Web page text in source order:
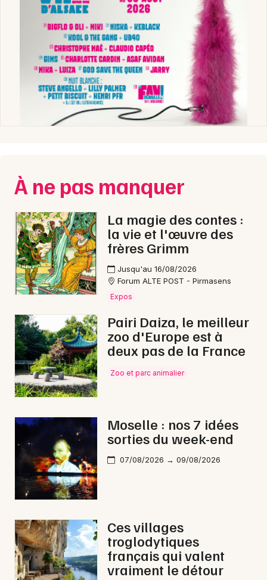
À ne pas manquer
La magie des contes :
la vie et l'œuvre des
frères Grimm
Jusqu'au 16/08/2026
Forum ALTE POST - Pirmasens
Expos
Pairi Daiza, le meilleur
zoo d'Europe est à
deux pas de la France
Zoo et parc animalier
Moselle : nos 7 idées
sorties du week-end
07/08/2026 → 09/08/2026
Ces villages
troglodytiques
français qui valent
vraiment le détour